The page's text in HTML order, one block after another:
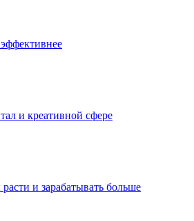
и креативной сфере
и зарабатывать больше